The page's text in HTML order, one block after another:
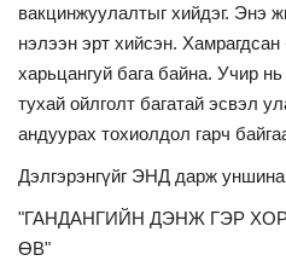
вакцинжуулалтыг хийдэг. Энэ
нэлээн эрт хийсэн.
харьцангуй бага байна. Учир
тухай ойлголт багатай эсвэл
андуурах тохиолдол гарч
Дэлгэрэнгүйг ЭНД дарж уншина
"ГАНДАНГИЙН ДЭНЖ ГЭР
ӨВ"